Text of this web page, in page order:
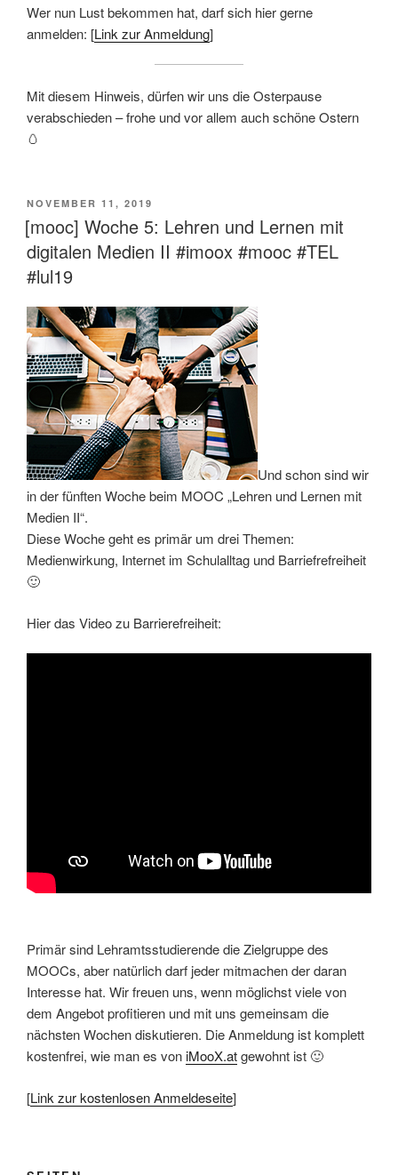
Wer nun Lust bekommen hat, darf sich hier gerne
anmelden: [Link zur Anmeldung]
Mit diesem Hinweis, dürfen wir uns die Osterpause
verabschieden – frohe und vor allem auch schöne Ostern
🥚
VERÖFFENTLICHT
AM
NOVEMBER 11, 2019
[mooc] Woche 5: Lehren und Lernen mit
digitalen Medien II #imoox #mooc #TEL
#lul19
Und schon sind wir
in der fünften Woche beim MOOC „Lehren und Lernen mit
Medien II“.
Diese Woche geht es primär um drei Themen:
Medienwirkung, Internet im Schulalltag und Barriefrefreiheit
🙂
Hier das Video zu Barrierefreiheit:
Primär sind Lehramtsstudierende die Zielgruppe des
MOOCs, aber natürlich darf jeder mitmachen der daran
Interesse hat. Wir freuen uns, wenn möglichst viele von
dem Angebot profitieren und mit uns gemeinsam die
nächsten Wochen diskutieren. Die Anmeldung ist komplett
kostenfrei, wie man es voniMooX.atgewohnt ist 🙂
[Link zur kostenlosen Anmeldeseite]